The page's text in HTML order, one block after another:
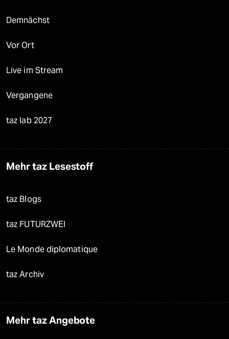
Demnächst
Vor Ort
Live im Stream
Vergangene
taz lab 2027
Mehr taz Lesestoff
taz Blogs
taz FUTURZWEI
Le Monde diplomatique
taz Archiv
Mehr taz Angebote